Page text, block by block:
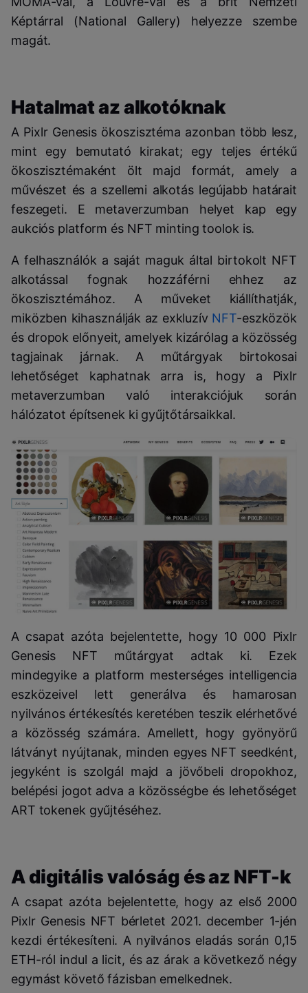
Képtárral (National Gallery) helyezze szembe
magát.
Hatalmat az alkotóknak
A Pixlr Genesis ökoszisztéma azonban több lesz,
mint egy bemutató kirakat; egy teljes értékű
ökoszisztémaként ölt majd formát, amely a
művészet és a szellemi alkotás legújabb határait
feszegeti. E metaverzumban helyet kap egy
aukciós platform és NFT minting toolok is.
A felhasználók a saját maguk által birtokolt NFT
alkotással fognak hozzáférni ehhez az
ökoszisztémához. A műveket kiállíthatják,
miközben kihasználják az exkluzív NFT-eszközök
és dropok előnyeit, amelyek kizárólag a közösség
tagjainak járnak. A műtárgyak birtokosai
lehetőséget kaphatnak arra is, hogy a Pixlr
metaverzumban való interakciójuk során
hálózatot építsenek ki gyűjtőtársaikkal.
A csapat azóta bejelentette, hogy 10 000 Pixlr
Genesis NFT műtárgyat adtak ki. Ezek
mindegyike a platform mesterséges intelligencia
eszközeivel lett generálva és hamarosan
nyilvános értékesítés keretében teszik elérhetővé
a közösség számára. Amellett, hogy gyönyörű
látványt nyújtanak, minden egyes NFT seedként,
jegyként is szolgál majd a jövőbeli dropokhoz,
belépési jogot adva a közösségbe és lehetőséget
ART tokenek gyűjtéséhez.
A digitális valóság és az NFT-k
A csapat azóta bejelentette, hogy az első 2000
Pixlr Genesis NFT bérletet 2021. december 1-jén
kezdi értékesíteni. A nyilvános eladás során 0,15
ETH-ról indul a licit, és az árak a következő négy
egymást követő fázisban emelkednek.